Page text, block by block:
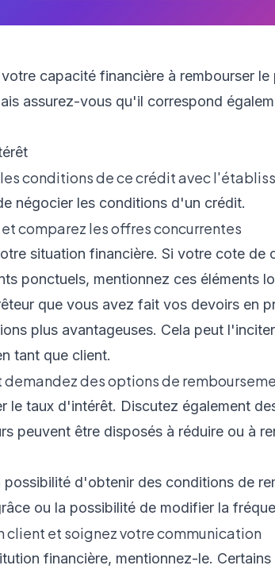
capacité financière à rembourser
assurez-vous qu'il correspond
conditions de ce crédit avec
négocier les conditions d'un crédit.
comparez les offres concurrentes
situation financière. Si votre cote de
ponctuels, mentionnez ces éléments
que vous avez fait vos devoirs en
plus avantageuses. Cela peut
tant que client.
demandez des options de
le taux d'intérêt. Discutez également
peuvent être disposés à réduire ou à
d'obtenir des conditions de
ou la possibilité de modifier la
client et soignez votre communication
financière, mentionnez-le.